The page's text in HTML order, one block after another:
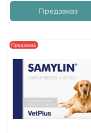
Предзаказ
Предзаказ